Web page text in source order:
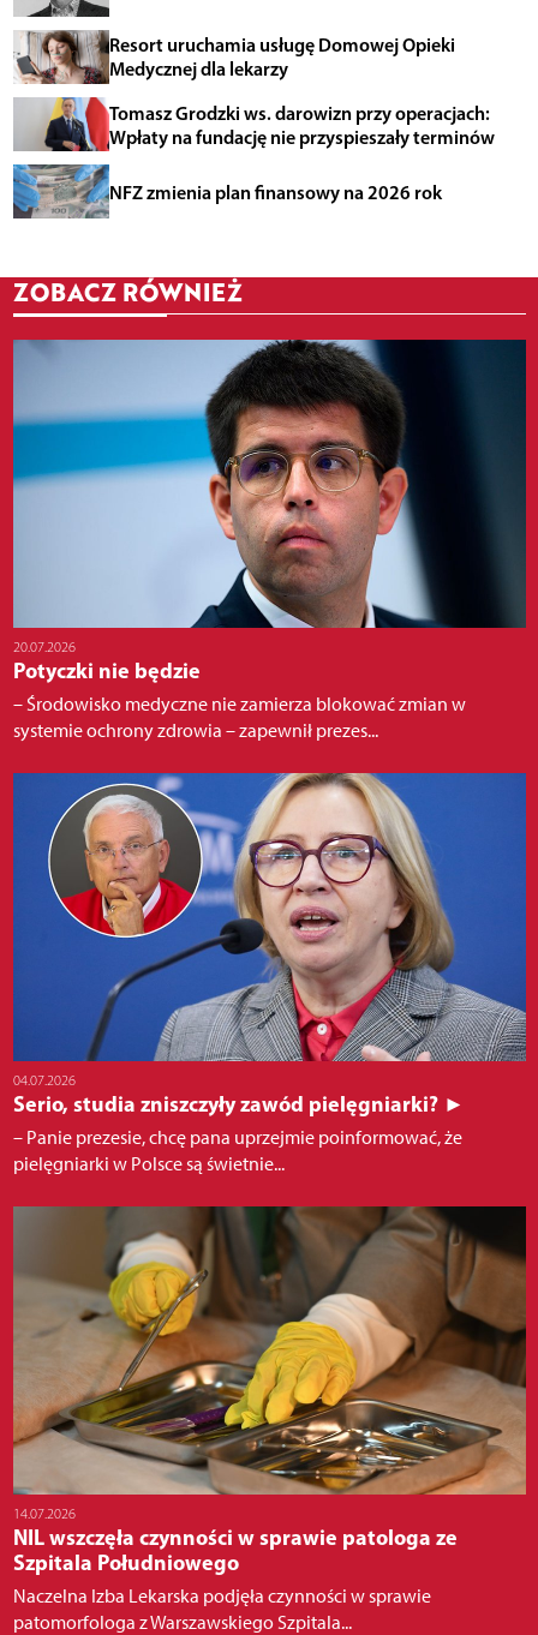
Resort uruchamia usługę Domowej Opieki
Medycznej dla lekarzy
Tomasz Grodzki ws. darowizn przy operacjach:
Wpłaty na fundację nie przyspieszały terminów
NFZ zmienia plan finansowy na 2026 rok
ZOBACZ RÓWNIEŻ
20.07.2026
Potyczki nie będzie
– Środowisko medyczne nie zamierza blokować zmian w
systemie ochrony zdrowia – zapewnił prezes...
04.07.2026
Serio, studia zniszczyły zawód pielęgniarki? ►
– Panie prezesie, chcę pana uprzejmie poinformować, że
pielęgniarki w Polsce są świetnie...
14.07.2026
NIL wszczęła czynności w sprawie patologa ze
Szpitala Południowego
Naczelna Izba Lekarska podjęła czynności w sprawie
patomorfologa z Warszawskiego Szpitala...